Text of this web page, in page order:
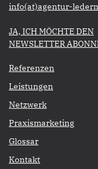
​​​​​​​info(at)agentur-
​​​​​JA, ICH MÖCHTE DEN
NEWSLETTER
Referenzen
Leistungen
Netzwerk
Praxismarketing
Glossar
Kontakt